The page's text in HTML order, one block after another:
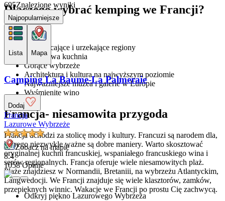
Dlaczego wybrać kemping we Francji?
Zachwycające i urzekające regiony
Wyjątkowa kuchnia
Gorące wybrzeże
Architektura i kultura na najwyższym poziomie
Najważniejsze muzea i galerie w Europie
Wyśmienite wino
Francja- niesamowita przygoda
Francja uchodzi za stolicę mody i kultury. Francuzi są narodem dla,
którego niezwykle ważne są dobre maniery. Warto skosztować
oryginalnej kuchni francuskiej, wspaniałego francuskiego wina i
serów regionalnych. Francja oferuje wiele niesamowitych plaż.
Plaże znajdziesz w Normandii, Bretaniii, na wybrzeżu Atlantyckim,
Langwedocji. We Francji znajduje się wiele klasztorów, zamków,
przepięknych winnic. Wakacje we Francji po prostu Cię zachwycą.
695Znalezione wyniki
Najpopularniejsze
Lista Mapa
Camping La Baume-La Palmeraie
Dodaj
Francja
Lazurowe Wybrzeże
Zobacz na mapie
8.4
1058 Opinie
Odkryj piękno Lazurowego Wybrzeża